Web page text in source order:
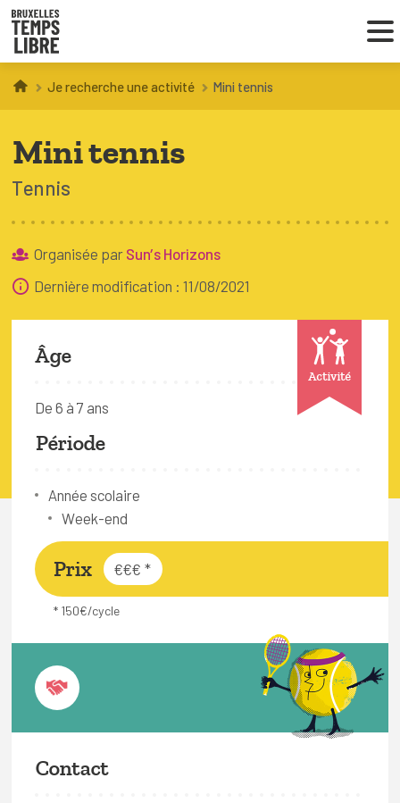
Infos parents
Droit au loisir
À BRUXELLES
FAQ
Connexion
Espace pro
Bruxelles Temps Libre
Je recherche une activité Mini tennis
Mini tennis
Tennis
Organisée par Sun’s Horizons
Dernière modification : 11/08/2021
Activité
Âge
De 6 à 7 ans
Période
Année scolaire
Week-end
Prix €€€ *
* 150€/cycle
Contact